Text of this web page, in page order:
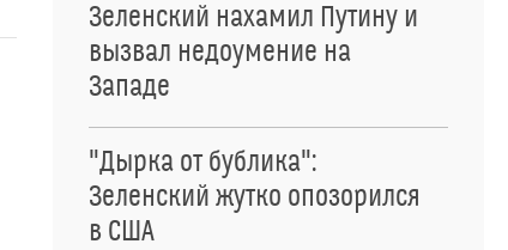
Зеленский нахамил Путину и
вызвал недоумение на
Западе
"Дырка от бублика":
Зеленский жутко опозорился
в США